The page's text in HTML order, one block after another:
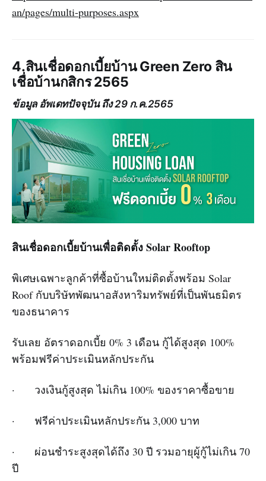
an/pages/multi-purposes.aspx
4.สินเชื่อดอกเบี้ยบ้าน Green Zero สิน
เชื่อบ้านกสิกร 2565
ข้อมูล อัพเดทปัจจุบัน ถึง29 ก.ค.2565
สินเชื่อดอกเบี้ยบ้านเพื่อติดตั้ง Solar Rooftop
พิเศษเฉพาะลูกค้าที่ซื้อบ้านใหม่ติดตั้งพร้อม Solar
Roof กับบริษัทพัฒนาอสังหาริมทรัพย์ที่เป็นพันธมิตร
ของธนาคาร
รับเลย อัตราดอกเบี้ย 0% 3 เดือน กู้ได้สูงสุด 100%
พร้อมฟรีค่าประเมินหลักประกัน
· วงเงินกู้สูงสุด ไม่เกิน 100% ของราคาซื้อขาย
· ฟรีค่าประเมินหลักประกัน 3,000 บาท
· ผ่อนชำระสูงสุดได้ถึง 30 ปี รวมอายุผู้กู้ไม่เกิน 70
ปี